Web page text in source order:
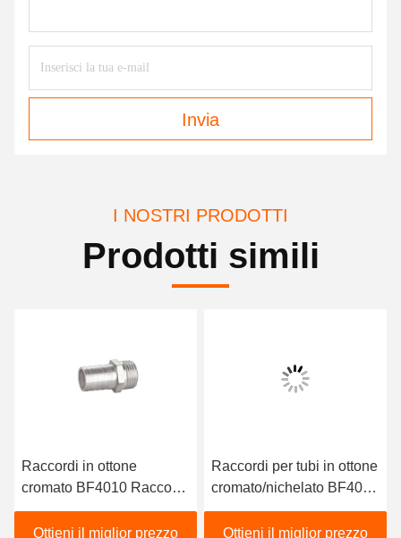
Invia
I NOSTRI PRODOTTI
Prodotti simili
Raccordi in ottone
cromato BF4010 Raccordi
per tubi dritti tipo rivestito
Ottieni il miglior prezzo
Raccordi per tubi in ottone
cromato/nichelato BF4025
tipo rivestito
Ottieni il miglior prezzo